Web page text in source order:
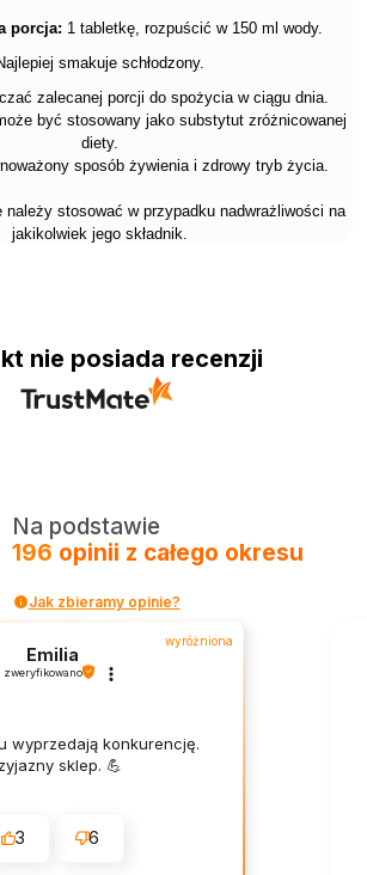
porcja: 1 tabletkę, rozpuścić w 150 ml wody.
smakuje schłodzony.
zalecanej porcji do spożycia w ciągu dnia.
być stosowany jako substytut zróżnicowanej
diety.
sposób żywienia i zdrowy tryb życia.
należy stosować w przypadku nadwrażliwości na
jakikolwiek jego składnik.
nie posiada recenzji
Na podstawie
196 opinii z całego okresu
Jak zbieramy opinie?
wyróżniona
Emilia
zweryfikowano
wyprzedają konkurencję.
sklep. 💪
3 6